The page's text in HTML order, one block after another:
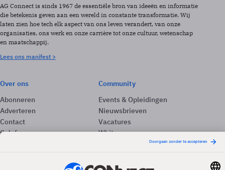
AG Connect is sinds 1967 de essentiële bron van ideeën en informatie
die betekenis geven aan een wereld in constante transformatie. Wij
laten zien hoe tech elk aspect van ons leven verandert, van onze
organisaties, ons werk en onze carrière tot onze cultuur, wetenschap
en maatschappij.
Lees ons manifest >
Over ons
Abonneren
Adverteren
Contact
Colofon
Community
Events & Opleidingen
Nieuwsbrieven
Vacatures
Whitepapers